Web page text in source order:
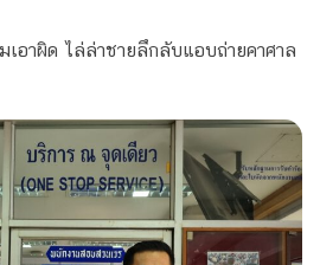
อาผิด ไล่ล่าชายลึกลับแอบถ่ายคาศาล